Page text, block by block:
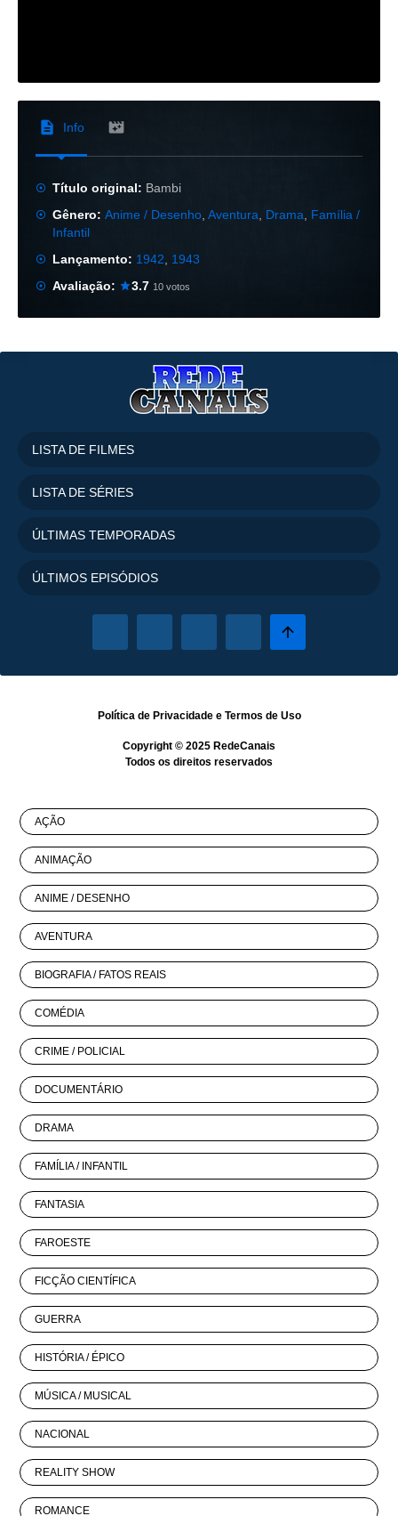
Info
Título original: Bambi
Gênero:Anime / Desenho ,Aventura Drama
Família /
Infantil
Lançamento: 1942
1943
Avaliação:
3.7 10 votos
LISTA DE FILMES
LISTA DE SÉRIES
ÚLTIMAS TEMPORADAS
ÚLTIMOS EPISÓDIOS
Política de Privacidadee Termos de Uso
Copyright © 2025 RedeCanais
Todos os direitos reservados
AÇÃO
ANIMAÇÃO
ANIME / DESENHO
AVENTURA
BIOGRAFIA / FATOS REAIS
COMÉDIA
CRIME / POLICIAL
DOCUMENTÁRIO
DRAMA
FAMÍLIA / INFANTIL
FANTASIA
FAROESTE
FICÇÃO CIENTÍFICA
GUERRA
HISTÓRIA / ÉPICO
MÚSICA / MUSICAL
NACIONAL
REALITY SHOW
ROMANCE